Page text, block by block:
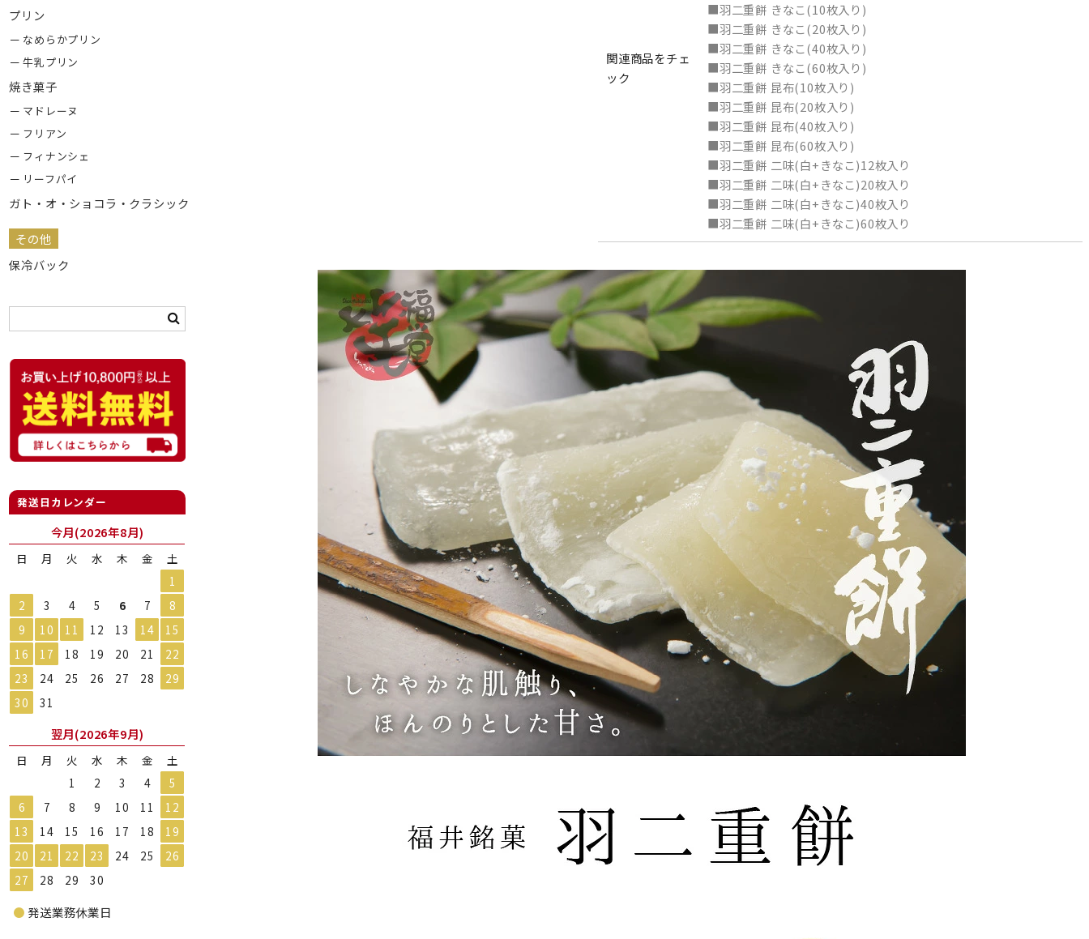
関連商品をチェ
ック
■羽二重餅 きなこ(10枚入り)
■羽二重餅 きなこ(20枚入り)
■羽二重餅 きなこ(40枚入り)
■羽二重餅 きなこ(60枚入り)
■羽二重餅 昆布(10枚入り)
■羽二重餅 昆布(20枚入り)
■羽二重餅 昆布(40枚入り)
■羽二重餅 昆布(60枚入り)
■羽二重餅 二味(白+きなこ)12枚入り
■羽二重餅 二味(白+きなこ)20枚入り
■羽二重餅 二味(白+きなこ)40枚入り
■羽二重餅 二味(白+きなこ)60枚入り
プリン
なめらかプリン
牛乳プリン
焼き菓子
マドレーヌ
フリアン
フィナンシェ
リーフパイ
ガト・オ・ショコラ・クラシック
その他
保冷バック
発送日カレンダー
今月(2026年8月)
日 月 火 水 木 金
土
1
2
3 4 5 6 7
8
9
10 11 12 13 14
15
16
17 18 19 20 21
22
23
24 25 26 27 28
29
30
31
翌月(2026年9月)
日 月 火 水 木 金
土
1
2 3 4
5
6
7 8 9 10 11
12
13
14 15 16 17 18
19
20
21 22 23 24 25
26
27
28 29 30
● 発送業務休業日